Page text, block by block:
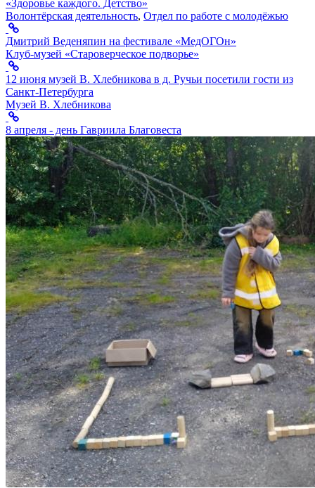
«Здоровье каждого. Детство»
Волонтёрская деятельность, Отдел по работе с молодёжью
Дмитрий Веденяпин на фестивале «МедОГОн»
Клуб-музей «Староверческое подворье»
12 июня музей В. Хлебникова в д. Ручьи посетили гости из
Санкт-Петербурга
Музей В. Хлебникова
8 апреля - день Гавриила Благовеста